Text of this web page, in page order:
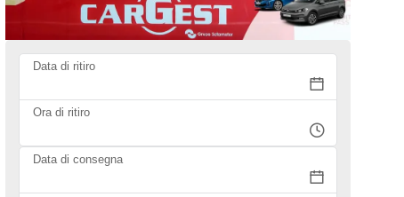
Data di ritiro
Ora di ritiro
Data di consegna